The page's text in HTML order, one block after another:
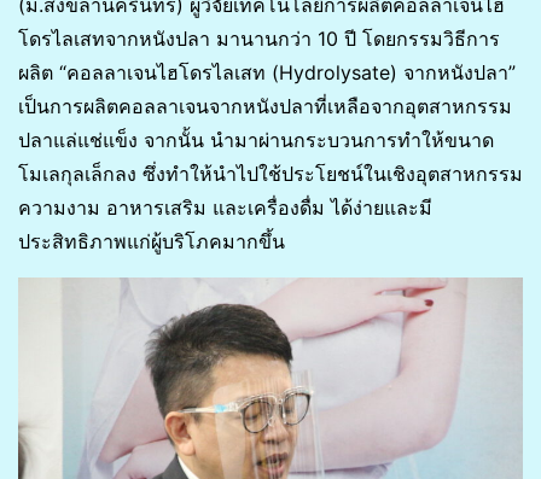
โดรไลเสทจากหนังปลา มานานกว่า 10 ปี โดยกรรมวิธีการ
ผลิต “คอลลาเจนไฮโดรไลเสท (Hydrolysate) จากหนังปลา”
เป็นการผลิตคอลลาเจนจากหนังปลาที่เหลือจากอุตสาหกรรม
ปลาแล่แช่แข็ง จากนั้น นำมาผ่านกระบวนการทำให้ขนาด
โมเลกุลเล็กลง ซึ่งทำให้นำไปใช้ประโยชน์ในเชิงอุตสาหกรรม
ความงาม อาหารเสริม และเครื่องดื่ม ได้ง่ายและมี
ประสิทธิภาพแก่ผู้บริโภคมากขึ้น